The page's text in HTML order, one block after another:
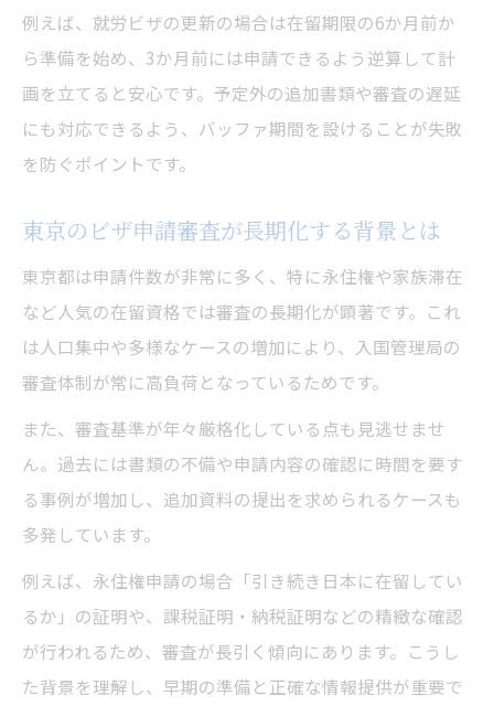
例えば、就労ビザの更新の場合は在留期限の6か月前か
ら準備を始め、3か月前には申請できるよう逆算して計
画を立てると安心です。予定外の追加書類や審査の遅延
にも対応できるよう、バッファ期間を設けることが失敗
を防ぐポイントです。
東京のビザ申請審査が長期化する背景とは
東京都は申請件数が非常に多く、特に永住権や家族滞在
など人気の在留資格では審査の長期化が顕著です。これ
は人口集中や多様なケースの増加により、入国管理局の
審査体制が常に高負荷となっているためです。
また、審査基準が年々厳格化している点も見逃せませ
ん。過去には書類の不備や申請内容の確認に時間を要す
る事例が増加し、追加資料の提出を求められるケースも
多発しています。
例えば、永住権申請の場合「引き続き日本に在留してい
るか」の証明や、課税証明・納税証明などの精緻な確認
が行われるため、審査が長引く傾向にあります。こうし
た背景を理解し、早期の準備と正確な情報提供が重要で